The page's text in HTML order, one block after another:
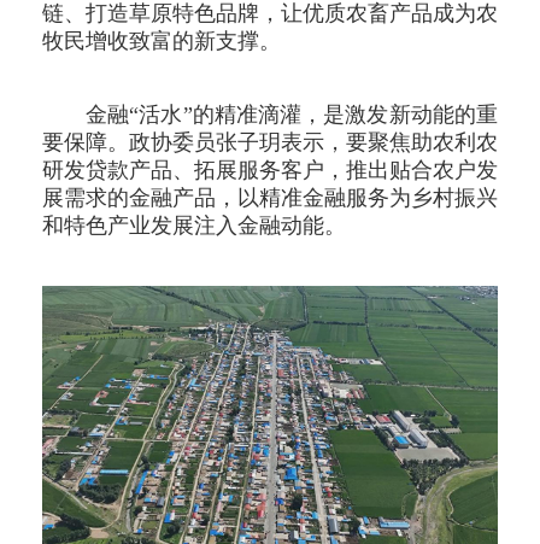
链、打造草原特色品牌，让优质农畜产品成为农
牧民增收致富的新支撑。
金融“活水”的精准滴灌，是激发新动能的重
要保障。政协委员张子玥表示，要聚焦助农利农
研发贷款产品、拓展服务客户，推出贴合农户发
展需求的金融产品，以精准金融服务为乡村振兴
和特色产业发展注入金融动能。